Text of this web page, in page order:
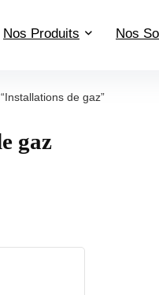
Nos Produits Nos
de gaz”
gaz